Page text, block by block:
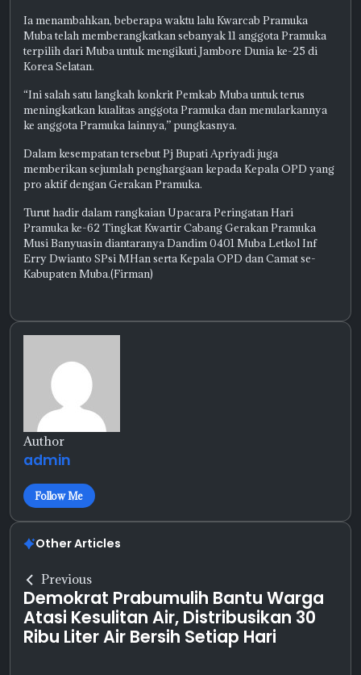
Ia menambahkan, beberapa waktu lalu Kwarcab Pramuka
Muba telah memberangkatkan sebanyak 11 anggota Pramuka
terpilih dari Muba untuk mengikuti Jambore Dunia ke-25 di
Korea Selatan.
“Ini salah satu langkah konkrit Pemkab Muba untuk terus
meningkatkan kualitas anggota Pramuka dan menularkannya
ke anggota Pramuka lainnya,” pungkasnya.
Dalam kesempatan tersebut Pj Bupati Apriyadi juga
memberikan sejumlah penghargaan kepada Kepala OPD yang
pro aktif dengan Gerakan Pramuka.
Turut hadir dalam rangkaian Upacara Peringatan Hari
Pramuka ke-62 Tingkat Kwartir Cabang Gerakan Pramuka
Musi Banyuasin diantaranya Dandim 0401 Muba Letkol Inf
Erry Dwianto SPsi MHan serta Kepala OPD dan Camat se-
Kabupaten Muba.(Firman)
Author
admin
Follow Me
Other Articles
Previous
Demokrat Prabumulih Bantu Warga
Atasi Kesulitan Air, Distribusikan 30
Ribu Liter Air Bersih Setiap Hari